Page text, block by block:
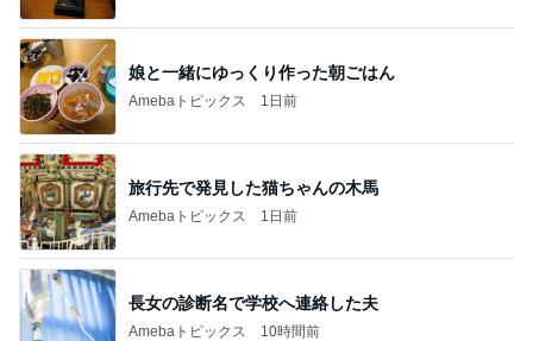
娘と一緒にゆっくり作った朝ごはん
Amebaトピックス 1日前
旅行先で発見した猫ちゃんの木馬
Amebaトピックス 1日前
長女の診断名で学校へ連絡した夫
Amebaトピックス 10時間前